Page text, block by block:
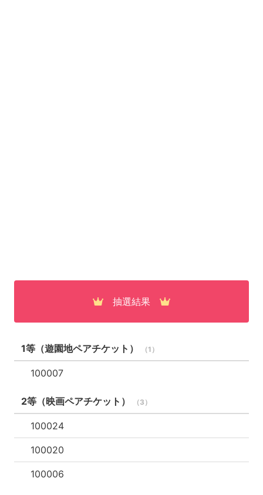
100029
100031
抽選結果
1等（遊園地ペアチケット） （1）
100007
2等（映画ペアチケット） （3）
100024
100020
100006